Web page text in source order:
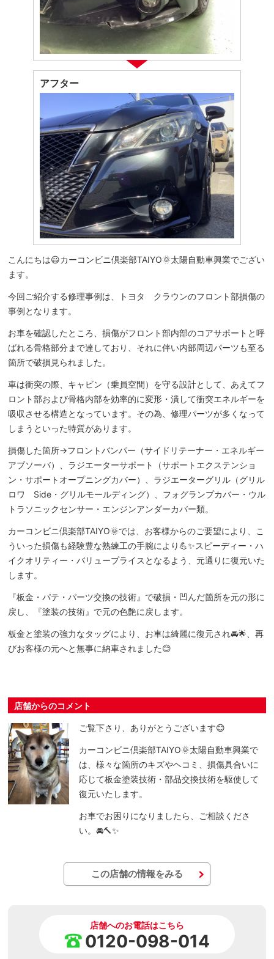
アフター
こんにちは😃カーコンビニ倶楽部TAIYO🌞太陽自動車興業でござい
ます。
今回ご紹介する修理事例は、トヨタ クラウンのフロント部損傷の
事例となります。
お車を確認したところ、損傷がフロント部内部のコアサポートと呼
ばれる骨格部分まで達しており、それに伴い内部周辺パーツも至る
箇所で破損見られました。
車は衝突の際、キャビン（乗員空間）を守る設計として、あえてフ
ロント部および骨格内部を効率的に変形・潰して衝突エネルギーを
吸収させる構造となっています。その為、修理パーツが多くなって
しまうといった特質があります。
損傷した箇所→フロントバンパー（サイドリテーナー・エネルギー
アブソーバ）、ラジエーターサポート（サポートエクステンショ
ン・サポートオープニングカバー）、ラジエーターグリル（グリル
ロワ Side・グリルモールディング）、フォグランプカバー・ウル
トラソニックセンサー・エンジンアンダーカバー類。
カーコンビニ倶楽部TAIYO🌞では、お客様からのご要望により、こ
ういった損傷も経験豊な熟練工の手腕により💪✨スピーディー・ハ
イクオリティー・バリュープライスとなるよう、元通りに復元いた
します。
『板金・パテ・パーツ交換の技術』で破損・凹んだ箇所を元の形に
戻し、『塗装の技術』で元の色艶に戻します。
板金と塗装の強力なタッグにより、お車は綺麗に復元され🚘🌟、再
びお客様の元へと無事に納車されました😊
店舗からのコメント
ご覧下さり、ありがとうございます😊
カーコンビニ倶楽部TAIYO🌞太陽自動車興業で
は、様々な箇所のキズやヘコミ、損傷具合いに
応じて板金塗装技術・部品交換技術を駆使して
復元いたします。
お車でお困りになりましたら、ご相談くださ
い。🚘🔨✨
この店舗の情報をみる
店舗へのお電話はこちら
0120-098-014